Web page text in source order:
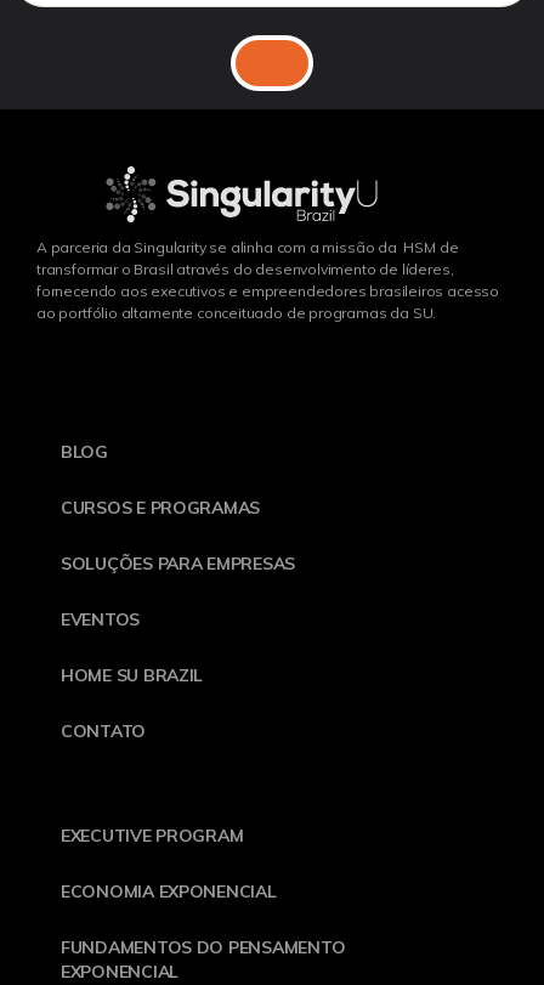
A parceria da Singularity se alinha com a missão da HSM de
transformar o Brasil através do desenvolvimento de líderes,
fornecendo aos executivos e empreendedores brasileiros acesso
ao portfólio altamente conceituado de programas da SU.
BLOG
CURSOS E PROGRAMAS
SOLUÇÕES PARA EMPRESAS
EVENTOS
HOME SU BRAZIL
CONTATO
EXECUTIVE PROGRAM
ECONOMIA EXPONENCIAL
FUNDAMENTOS DO PENSAMENTO
EXPONENCIAL